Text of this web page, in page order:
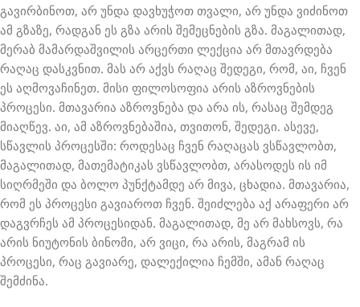
გავირბინოთ, არ უნდა დავხუჭოთ თვალი, არ უნდა ვიძინოთ
ამ გზაზე, რადგან ეს გზა არის შემეცნების გზა. მაგალითად,
მერაბ მამარდაშვილის არცერთი ლექცია არ მთავრდება
რაღაც დასკვნით. მას არ აქვს რაღაც შედეგი, რომ, აი, ჩვენ
ეს აღმოვაჩინეთ. მისი ფილოსოფია არის აზროვნების
პროცესი. მთავარია აზროვნება და არა ის, რასაც შემდეგ
მიაღწევ. აი, ამ აზროვნებაშია, თვითონ, შედეგი. ასევე,
სწავლის პროცესში: როდესაც ჩვენ რაღაცას ვსწავლობთ,
მაგალითად, მათემატიკას ვსწავლობთ, არასოდეს ის იმ
სიღრმეში და ბოლო პუნქტამდე არ მივა, ცხადია. მთავარია,
რომ ეს პროცესი გავიაროთ ჩვენ. შეიძლება აქ არაფერი არ
დაგვრჩეს ამ პროცესიდან. მაგალითად, მე არ მახსოვს, რა
არის ნიუტონის ბინომი, არ ვიცი, რა არის, მაგრამ ის
პროცესი, რაც გავიარე, დალექილია ჩემში, ამან რაღაც
შემძინა.